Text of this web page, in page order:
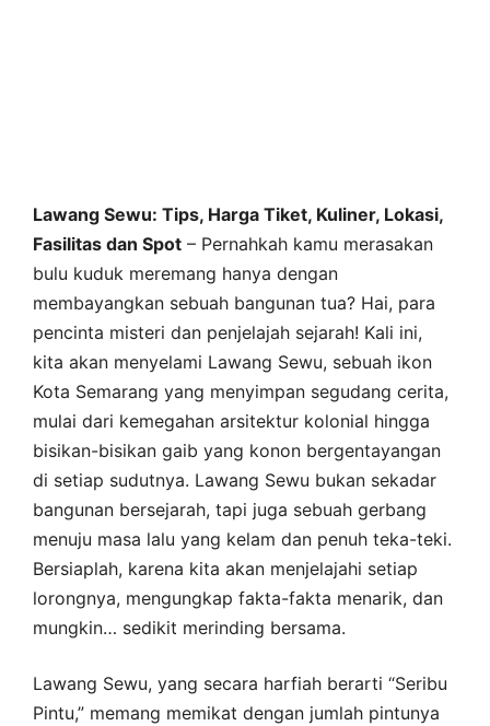
Lawang Sewu: Tips, Harga Tiket, Kuliner, Lokasi,
Fasilitas dan Spot – Pernahkah kamu merasakan
bulu kuduk meremang hanya dengan
membayangkan sebuah bangunan tua? Hai, para
pencinta misteri dan penjelajah sejarah! Kali ini,
kita akan menyelami Lawang Sewu, sebuah ikon
Kota Semarang yang menyimpan segudang cerita,
mulai dari kemegahan arsitektur kolonial hingga
bisikan-bisikan gaib yang konon bergentayangan
di setiap sudutnya. Lawang Sewu bukan sekadar
bangunan bersejarah, tapi juga sebuah gerbang
menuju masa lalu yang kelam dan penuh teka-teki.
Bersiaplah, karena kita akan menjelajahi setiap
lorongnya, mengungkap fakta-fakta menarik, dan
mungkin… sedikit merinding bersama.
Lawang Sewu, yang secara harfiah berarti “Seribu
Pintu,” memang memikat dengan jumlah pintunya